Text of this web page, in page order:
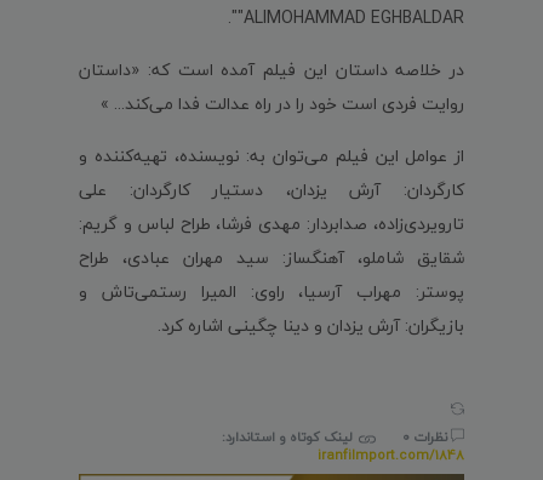
"ALIMOHAMMAD EGHBALDAR".
در خلاصه داستان این فیلم آمده است که: «داستان
روایت فردی است خود را در راه عدالت فدا می‌کند... »
از عوامل این فیلم می‌توان به: نویسنده، تهیه‌کننده و
کارگردان: آرش یزدان، دستیار کارگردان: علی
تارویردی‌زاده، صدابردار: مهدی فرشا، طراح لباس و گریم:
شقایق شاملو، آهنگساز: سید مهران عبادی، طراح
پوستر: مهراب آرسیا، راوی: المیرا رستمی‌تاش و
بازیگران: آرش یزدان و دینا چگینی اشاره کرد.
نظرات 0
لینک کوتاه و استاندارد:
iranfilmport.com/1848